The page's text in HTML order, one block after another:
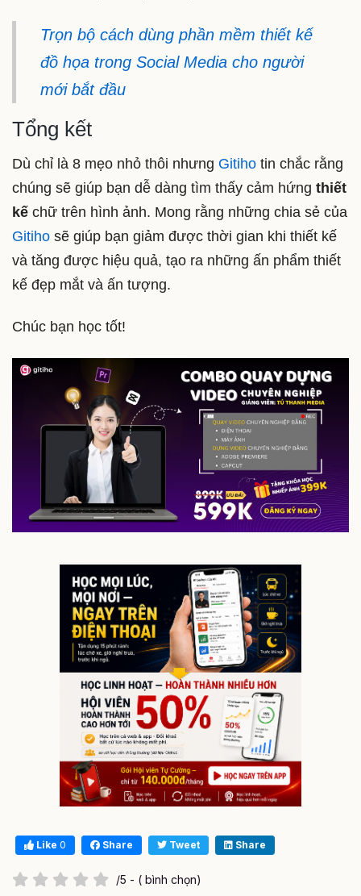
Trọn bộ cách dùng phần mềm thiết kế
đồ họa trong Social Media cho người
mới bắt đầu
Tổng kết
Dù chỉ là 8 mẹo nhỏ thôi nhưng Gitiho tin chắc rằng
chúng sẽ giúp bạn dễ dàng tìm thấy cảm hứng thiết
kế chữ trên hình ảnh. Mong rằng những chia sẻ của
Gitiho sẽ giúp bạn giảm được thời gian khi thiết kế
và tăng được hiệu quả, tạo ra những ấn phẩm thiết
kế đẹp mắt và ấn tượng.
Chúc bạn học tốt!
Like 0 Share Tweet Share
/5 - ( bình chọn)